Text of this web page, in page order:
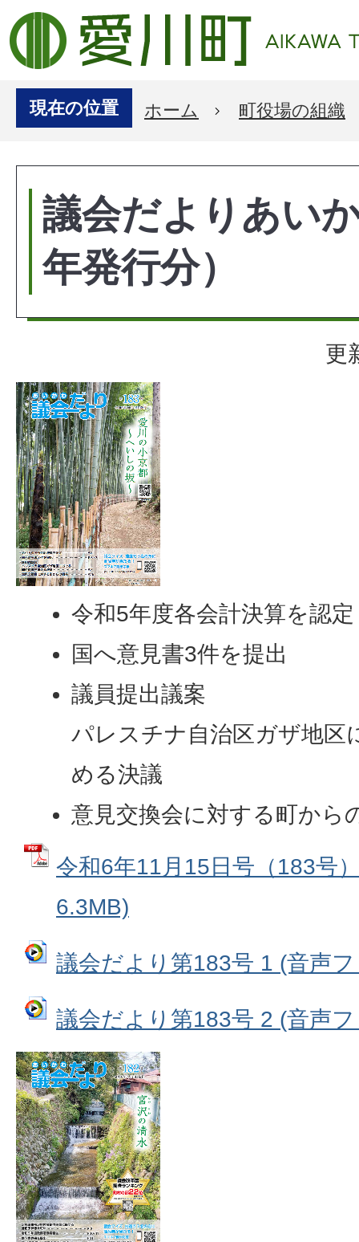
現在の位置 ホーム 町役場の組織
議会だよりあい
年発行分）
更
令和5年度各会計決算を認定
国へ意見書3件を提出
議員提出議案
パレスチナ自治区ガザ地区
める決議
意見交換会に対する町から
令和6年11月15日号（183号
6.3MB)
議会だより第183号 1 (音声
議会だより第183号 2 (音声